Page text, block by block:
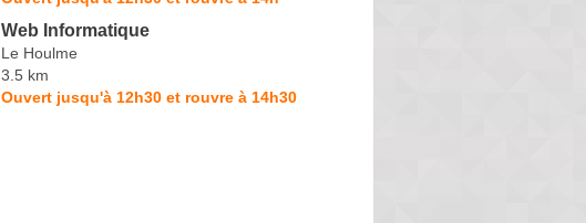
Web Informatique
Le Houlme
3.5 km
Ouvert jusqu'à 12h30 et rouvre à 14h30